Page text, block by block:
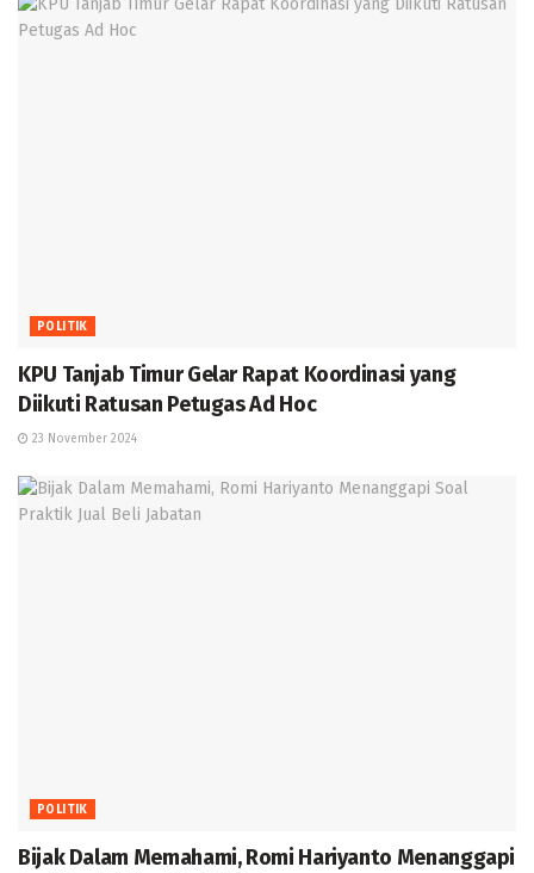
POLITIK
KPU Tanjab Timur Gelar Rapat Koordinasi yang
Diikuti Ratusan Petugas Ad Hoc
23 November 2024
POLITIK
Bijak Dalam Memahami, Romi Hariyanto Menanggapi